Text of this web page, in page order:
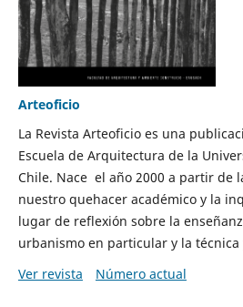
Arteoficio
La Revista Arteoficio es una
Escuela de Arquitectura de la
Chile. Nace el año 2000 a partir de
nuestro quehacer académico y la
lugar de reflexión sobre la
urbanismo en particular y la
Ver revista
Número actual